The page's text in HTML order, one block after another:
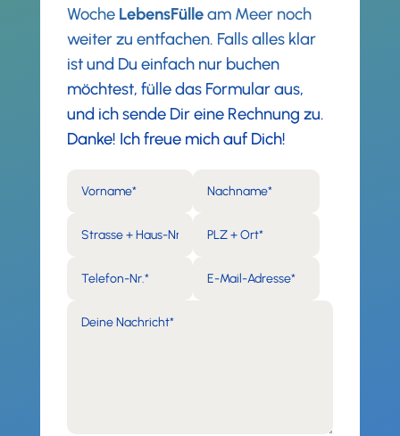
Woche LebensFülleam Meer noch
weiter zu entfachen. Falls alles klar
ist und Du einfach nur buchen
möchtest, fülle das Formular aus,
und ich sende Dir eine Rechnung zu.
Danke! Ich freue mich auf Dich!